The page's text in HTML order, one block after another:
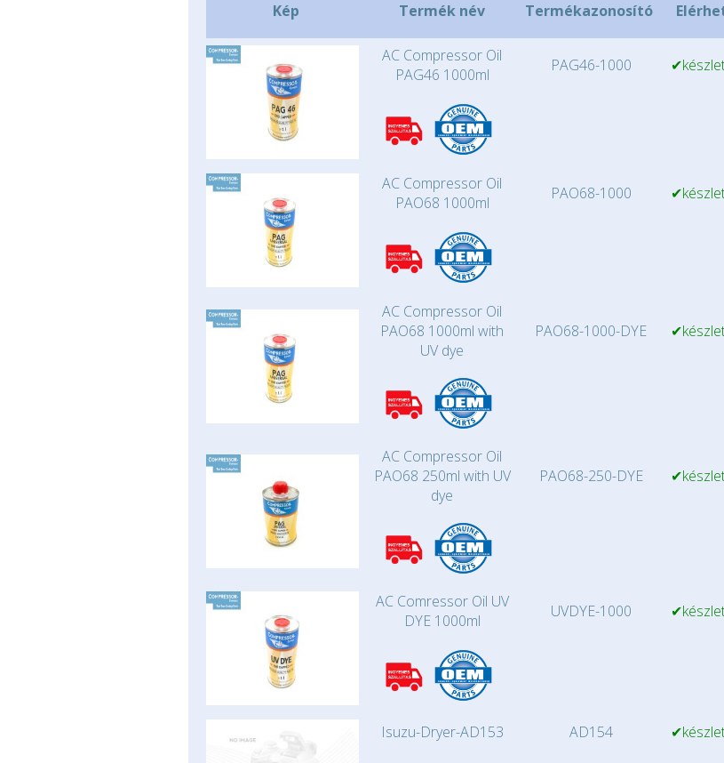
Kép Termék név Termékazonosító
AC Compressor Oil
PAG46 1000ml
PAG46-1000
AC Compressor Oil
PAO68 1000ml
PAO68-1000
AC Compressor Oil
PAO68 1000ml with
UV dye
PAO68-1000-DYE
AC Compressor Oil
PAO68 250ml with UV
dye
PAO68-250-DYE
AC Comressor Oil UV
DYE 1000ml
UVDYE-1000
Isuzu-Dryer-AD153 AD154